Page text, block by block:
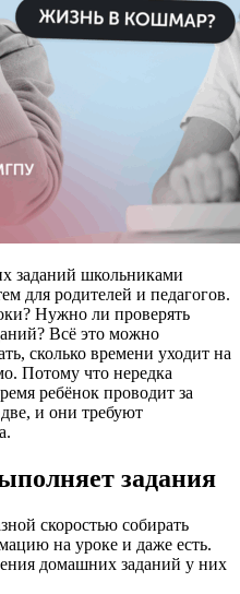
заданий школьниками
для родителей и педагогов.
Нужно ли проверять
Всё это можно
сколько времени уходит на
Потому что нередка
ребёнок проводит за
и они требуют
задания
скоростью собирать
на уроке и даже есть.
домашних заданий у них